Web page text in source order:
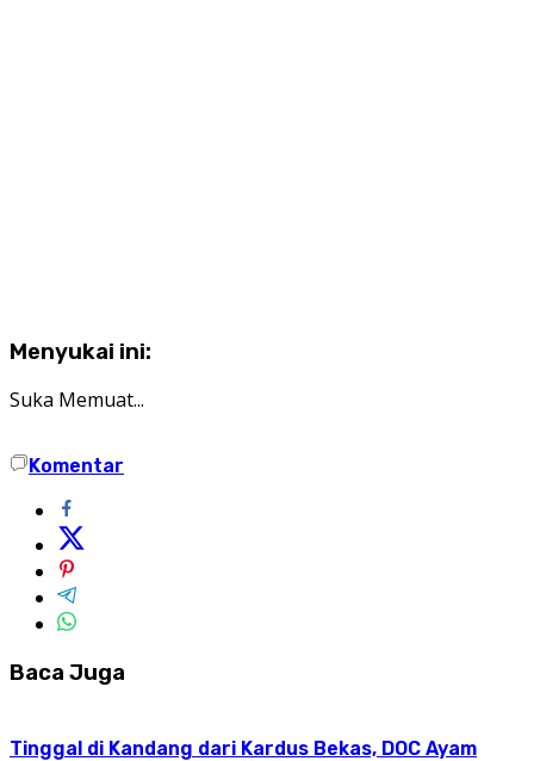
Menyukai ini:
Suka Memuat...
Komentar
Baca Juga
Tinggal di Kandang dari Kardus Bekas, DOC Ayam